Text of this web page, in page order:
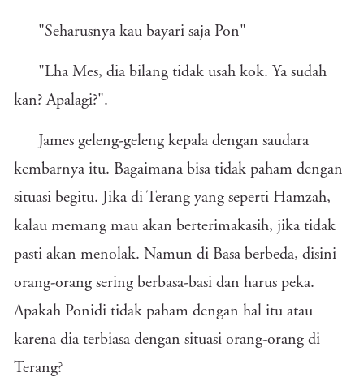
"Seharusnya kau bayari saja Pon"
"Lha Mes, dia bilang tidak usah kok. Ya sudah
kan? Apalagi?".
James geleng-geleng kepala dengan saudara
kembarnya itu. Bagaimana bisa tidak paham dengan
situasi begitu. Jika di Terang yang seperti Hamzah,
kalau memang mau akan berterimakasih, jika tidak
pasti akan menolak. Namun di Basa berbeda, disini
orang-orang sering berbasa-basi dan harus peka.
Apakah Ponidi tidak paham dengan hal itu atau
karena dia terbiasa dengan situasi orang-orang di
Terang?